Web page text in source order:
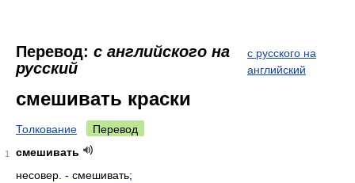
Перевод: с английского на
русский
с русского на
английский
смешивать краски
Толкование Перевод
1
смешивать
несовер. - смешивать;